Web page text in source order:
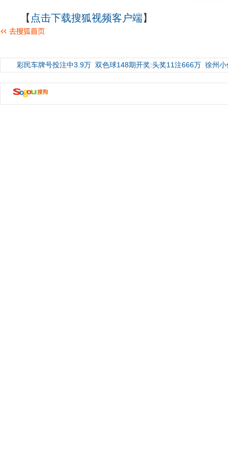
【 点击下载搜狐视频客户端】
彩民车牌号投注中3.9万 双色球148期开奖:头奖11注666万 徐州